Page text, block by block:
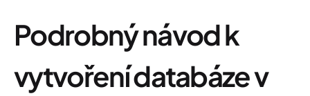
Podrobný návod k
vytvoření databáze v